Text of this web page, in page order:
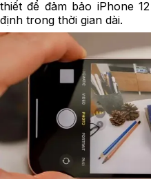
thiết để đảm bảo iPhone
định trong thời gian dài.